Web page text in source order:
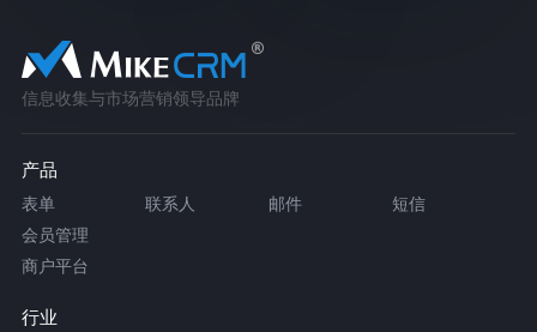
信息收集与市场营销领导品牌
产品
表单 联系人 邮件
短信
会员管理
商户平台
行业